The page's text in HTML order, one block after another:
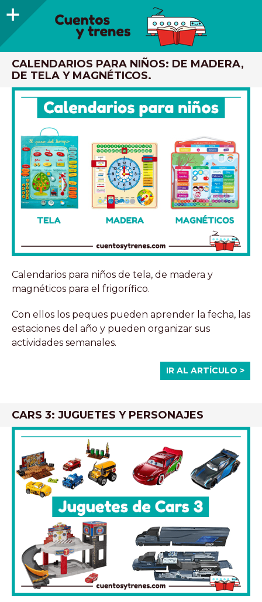
Barra
CUENTOS Y TRENES
TRENES DE MADERA Y LIBROS INFANTILES RECOMENDADOS
CALENDARIOS PARA NIÑOS: DE MADERA,
DE TELA Y MAGNÉTICOS.
Calendarios para niños de tela, de madera y
magnéticos para el frigorífico.
Con ellos los peques pueden aprender la fecha, las
estaciones del año y pueden organizar sus
actividades semanales.
IR AL ARTÍCULO >
CARS 3: JUGUETES Y PERSONAJES